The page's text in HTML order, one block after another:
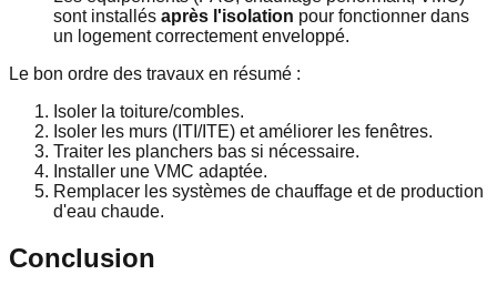
sont installés après l'isolation pour fonctionner dans
un logement correctement enveloppé.
Le bon ordre des travaux en résumé :
Isoler la toiture/combles.
Isoler les murs (ITI/ITE) et améliorer les fenêtres.
Traiter les planchers bas si nécessaire.
Installer une VMC adaptée.
Remplacer les systèmes de chauffage et de production
d'eau chaude.
Conclusion